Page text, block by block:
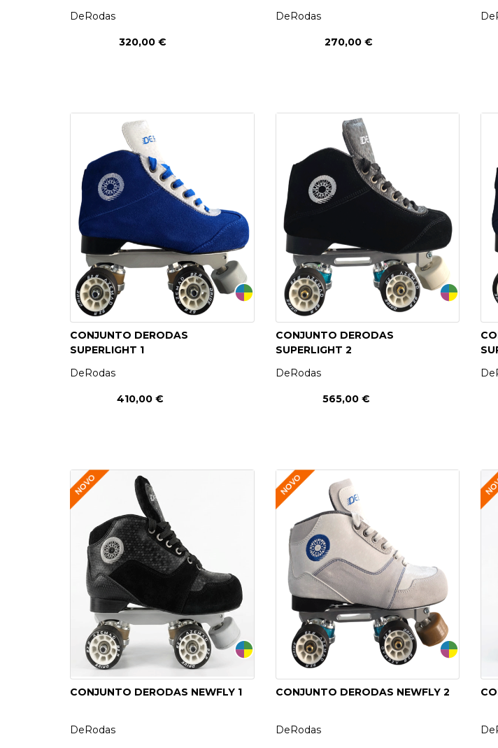
DeRodas
320,00 €
DeRodas
270,00 €
CONJUNTO DERODAS
SUPERLIGHT 1
DeRodas
410,00 €
CONJUNTO DERODAS
SUPERLIGHT 2
DeRodas
565,00 €
CONJUNTO DERODAS NEWFLY 1
DeRodas
CONJUNTO DERODAS NEWFLY 2
DeRodas